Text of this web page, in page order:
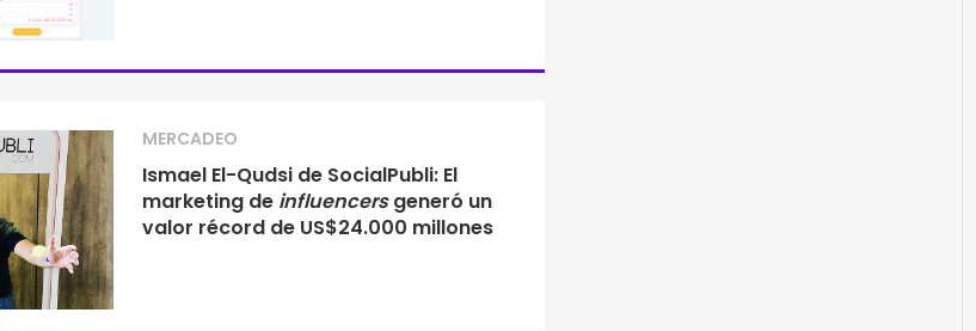
MERCADEO
Ismael El-Qudsi de SocialPubli: El
marketing de influencersgeneró un
valor récord de US$24.000 millones